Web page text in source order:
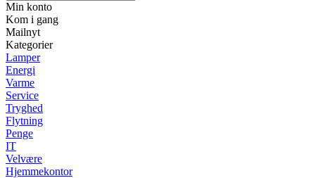
Min konto
Kom i gang
Mailnyt
Kategorier
Lamper
Energi
Varme
Service
Tryghed
Flytning
Penge
IT
Velvære
Hjemmekontor